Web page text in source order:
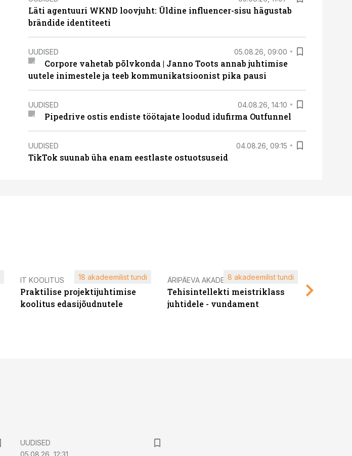
Läti agentuuri WKND loovjuht: Üldine influencer-sisu hägustab
brändide identiteeti
UUDISED 05.08.26, 09:00
Corpore vahetab põlvkonda | Janno Toots annab juhtimise
uutele inimestele ja teeb kommunikatsioonist pika pausi
UUDISED 04.08.26, 14:10
Pipedrive ostis endiste töötajate loodud idufirma Outfunnel
UUDISED 04.08.26, 09:15
TikTok suunab üha enam eestlaste ostuotsuseid
IT KOOLITUS
Praktilise projektijuhtimise
koolitus edasijõudnutele
18 akadeemilist tundi ÄRIPÄEVA AKADEEMIA
Tehisintellekti meistriklass
juhtidele - vundament
8 akadeemilist tundi
UUDISED
05.08.26, 12:31